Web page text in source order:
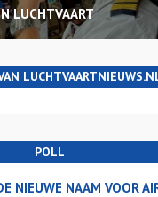
LUCHTVAART
POLL
NIEUWE NAAM VOOR